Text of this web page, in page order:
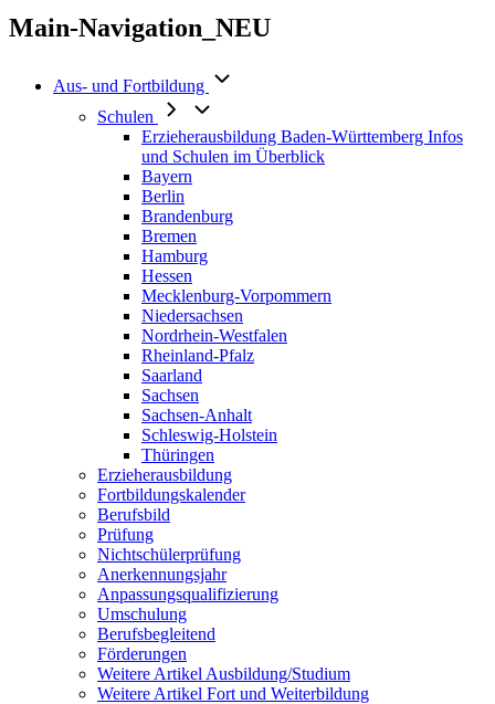
Main-Navigation_NEU
Aus- und Fortbildung
Schulen
Erzieherausbildung Baden-Württemberg Infos
und Schulen im Überblick
Bayern
Berlin
Brandenburg
Bremen
Hamburg
Hessen
Mecklenburg-Vorpommern
Niedersachsen
Nordrhein-Westfalen
Rheinland-Pfalz
Saarland
Sachsen
Sachsen-Anhalt
Schleswig-Holstein
Thüringen
Erzieherausbildung
Fortbildungskalender
Berufsbild
Prüfung
Nichtschülerprüfung
Anerkennungsjahr
Anpassungsqualifizierung
Umschulung
Berufsbegleitend
Förderungen
Weitere Artikel Ausbildung/Studium
Weitere Artikel Fort und Weiterbildung